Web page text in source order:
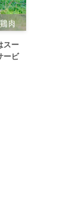
スー
ービ